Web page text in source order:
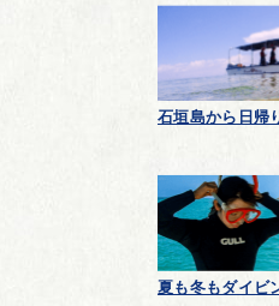
石垣島から日帰
夏も冬もダイビ